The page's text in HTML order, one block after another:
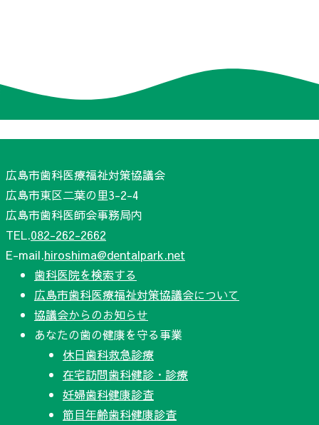
広島市歯科医療福祉対策協議会
広島市東区二葉の里3-2-4
広島市歯科医師会事務局内
TEL.082-262-2662
E-mail.hiroshima@dentalpark.net
歯科医院を検索する
広島市歯科医療福祉対策協議会について
協議会からのお知らせ
あなたの歯の健康を守る事業
休日歯科救急診療
在宅訪問歯科健診・診療
妊婦歯科健康診査
節目年齢歯科健康診査